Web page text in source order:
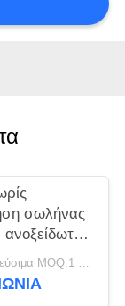
σωλήνας
θερμότητας
Διαπραγματεύσιμα MOQ:1 PC